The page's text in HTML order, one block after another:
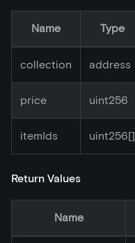
Name Type
collection address
price uint256
itemIds uint256[]
Return Values
Name